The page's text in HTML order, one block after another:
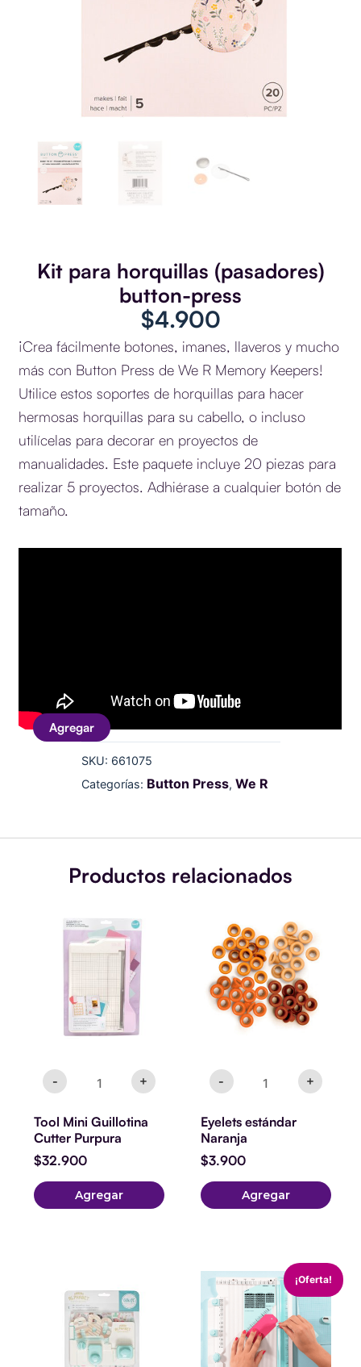
Kit para horquillas (pasadores)
button-press
$4.900
¡Crea fácilmente botones, imanes, llaveros y mucho
más con Button Press de We R Memory Keepers!
Utilice estos soportes de horquillas para hacer
hermosas horquillas para su cabello, o incluso
utilícelas para decorar en proyectos de
manualidades. Este paquete incluye 20 piezas para
realizar 5 proyectos. Adhiérase a cualquier botón de
tamaño.
Agregar
SKU: 661075
Categorías: Button Press, We R
Productos relacionados
-
Mini
Guillotina
Cutter
cantidad
+
Tool Mini Guillotina
Cutter Purpura
$32.900
Agregar
-
estándar
Naranja
cantidad
+
Eyelets estándar
Naranja
$3.900
Agregar
Punchboard
cantidad
¡Oferta!
The
Works
All
In
One
Too
cantidad
El
precio
original
era:
$79.980.
precio
es:
$39.990.